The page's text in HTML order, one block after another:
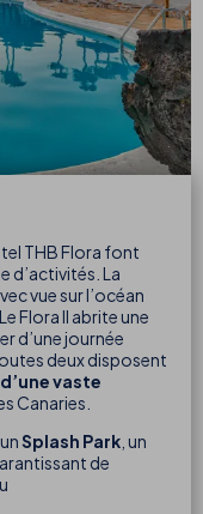
THB Flora font
d’activités. La
vue sur l’océan
Flora II abrite une
d’une journée
deux disposent
vaste
Canaries.
Splash Park , un
de